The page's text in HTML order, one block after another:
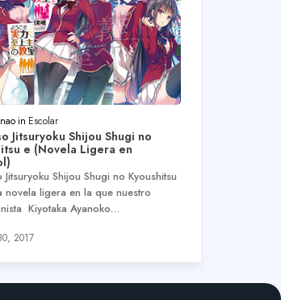
Escolar
Jitsuryoku Shijou Shugi no
e (Novela Ligera en
Jitsuryoku Shijou Shugi no Kyoushitsu
novela ligera en la que nuestro
Kiyotaka Ayanoko…
2017